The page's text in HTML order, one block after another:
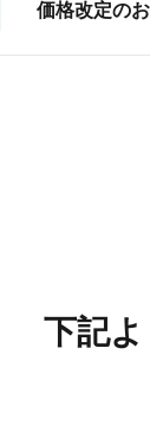
価格改定の
下記